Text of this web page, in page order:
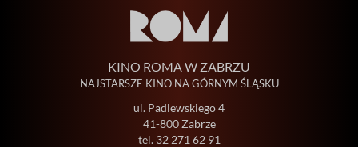
KINO ROMA W ZABRZU
NAJSTARSZE KINO NA GÓRNYM ŚLĄSKU
ul. Padlewskiego 4
41-800 Zabrze
tel. 32 271 62 91